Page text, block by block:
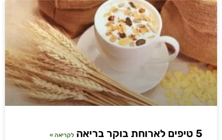
5 טיפים לארוחת בוקר בריאה לקריאה »